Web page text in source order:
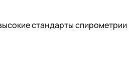
стандарты спирометрии